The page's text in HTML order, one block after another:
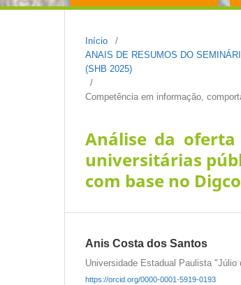
Início /
ANAIS DE RESUMOS DO
(SHB 2025)
/
Competência em informação,
Análise da
universitárias
com base no
Anis Costa dos Santos
Universidade Estadual Paulista
https://orcid.org/0000-0001-5919-0193